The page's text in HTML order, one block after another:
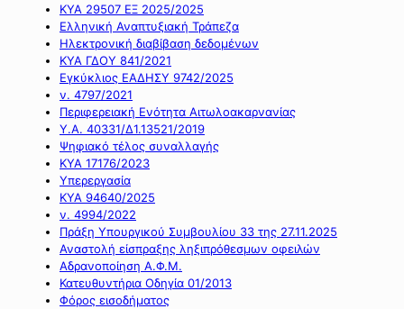
ΚΥΑ 29507 ΕΞ 2025/2025
Ελληνική Αναπτυξιακή Τράπεζα
Ηλεκτρονική διαβίβαση δεδομένων
ΚΥΑ ΓΔΟΥ 841/2021
Εγκύκλιος ΕΑΔΗΣΥ 9742/2025
ν. 4797/2021
Περιφερειακή Ενότητα Αιτωλοακαρνανίας
Υ.Α. 40331/Δ1.13521/2019
Ψηφιακό τέλος συναλλαγής
ΚΥΑ 17176/2023
Υπερεργασία
ΚΥΑ 94640/2025
ν. 4994/2022
Πράξη Υπουργικού Συμβουλίου 33 της 27.11.2025
Αναστολή είσπραξης ληξιπρόθεσμων οφειλών
Αδρανοποίηση Α.Φ.Μ.
Κατευθυντήρια Οδηγία 01/2013
Φόρος εισοδήματος